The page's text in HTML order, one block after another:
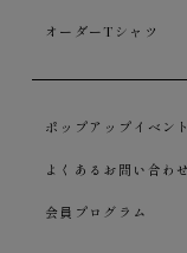
オーダーTシャツ
ポップアップイベン
よくあるお問い合わせ
会員プログラム